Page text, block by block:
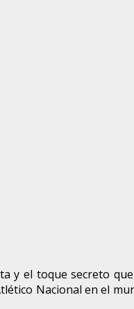
y el toque secreto
Nacional en el